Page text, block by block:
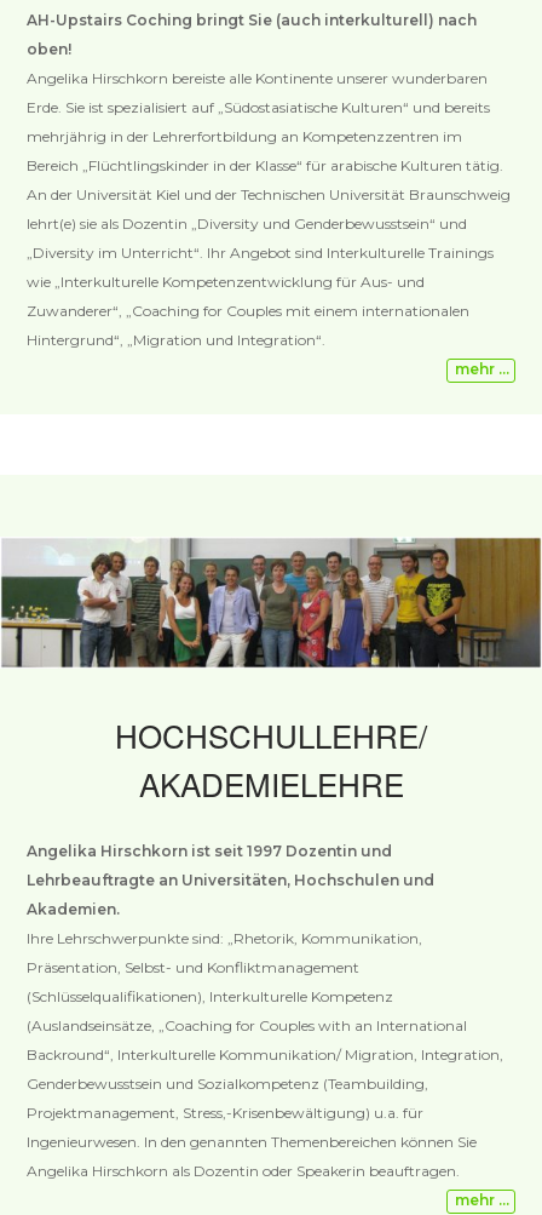
AH-Upstairs Coching bringt Sie (auch interkulturell) nach
oben!
Angelika Hirschkorn bereiste alle Kontinente unserer wunderbaren
Erde. Sie ist spezialisiert auf „Südostasiatische Kulturen“ und bereits
mehrjährig in der Lehrerfortbildung an Kompetenzzentren im
Bereich „Flüchtlingskinder in der Klasse“ für arabische Kulturen tätig.
An der Universität Kiel und der Technischen Universität Braunschweig
lehrt(e) sie als Dozentin „Diversity und Genderbewusstsein“ und
„Diversity im Unterricht“. Ihr Angebot sind Interkulturelle Trainings
wie „Interkulturelle Kompetenzentwicklung für Aus- und
Zuwanderer“, „Coaching for Couples mit einem internationalen
Hintergrund“, „Migration und Integration“.
mehr …
HOCHSCHULLEHRE/
AKADEMIELEHRE
Angelika Hirschkorn ist seit 1997 Dozentin und
Lehrbeauftragte an Universitäten, Hochschulen und
Akademien.
Ihre Lehrschwerpunkte sind: „Rhetorik, Kommunikation,
Präsentation, Selbst- und Konfliktmanagement
(Schlüsselqualifikationen), Interkulturelle Kompetenz
(Auslandseinsätze, „Coaching for Couples with an International
Backround“, Interkulturelle Kommunikation/ Migration, Integration,
Genderbewusstsein und Sozialkompetenz (Teambuilding,
Projektmanagement, Stress,-Krisenbewältigung) u.a. für
Ingenieurwesen. In den genannten Themenbereichen können Sie
Angelika Hirschkorn als Dozentin oder Speakerin beauftragen.
mehr …